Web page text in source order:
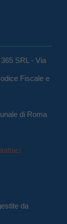
SRL - Via
Fiscale e
di Roma
da